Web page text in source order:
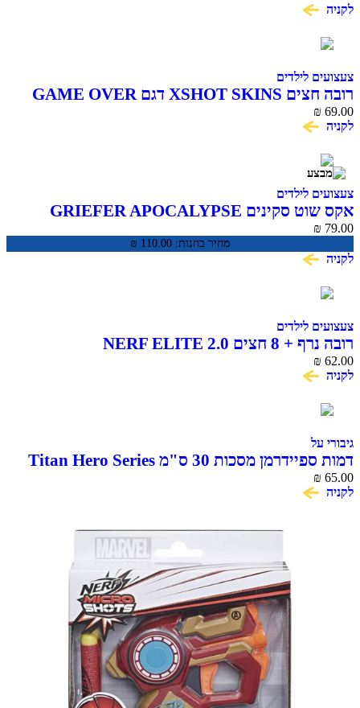
לקניה
צעצועים לילדים
רובה חצים XSHOT SKINS דגם GAME OVER
₪ 69.00
לקניה
צעצועים לילדים
אקס שוט סקינים GRIEFER APOCALYPSE
מחיר בחנות: ₪ 110.00
₪ 79.00
לקניה
צעצועים לילדים
רובה נרף + 8 חצים NERF ELITE 2.0
₪ 62.00
לקניה
גיבורי על
דמות ספיידרמן מסכות 30 ס"מ Titan Hero Series
₪ 65.00
לקניה